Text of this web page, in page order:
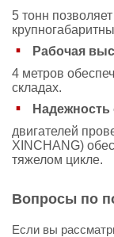
5 тонн
Рабочая
4 метров
складах.
Надежность
двигателей
XINCHANG)
тяжелом цикле.
Вопросы по
Если вы